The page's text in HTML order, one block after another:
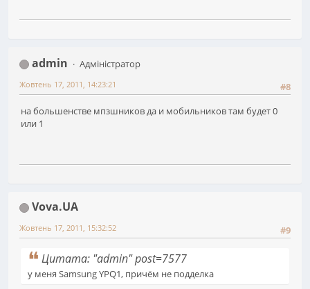
admin
Адміністратор
#8
Жовтень 17, 2011, 14:23:21
на большенстве мпзшников да и мобильников там будет 0
или 1
Vova.UA
#9
Жовтень 17, 2011, 15:32:52
Цитата: "admin" post=7577
у меня Samsung YPQ1, причём не подделка